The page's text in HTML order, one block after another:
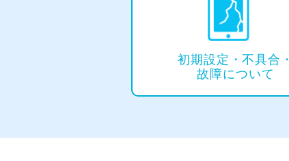
初期設定・不具合・
故障について